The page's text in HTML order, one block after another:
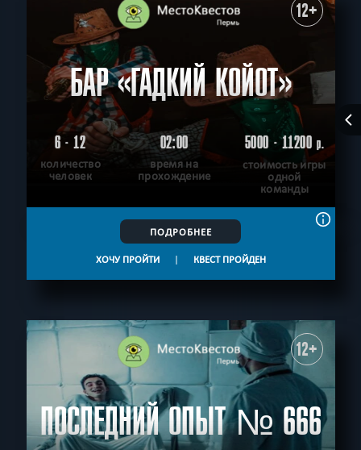
12+
БАР «ГАДКИЙ КОЙОТ»
6 - 12
количество
человек
02:00
время на
прохождение
5000 - 11200р.
стоимость игры
одной
команды
ПОДРОБНЕЕ
ХОЧУ ПРОЙТИ | КВЕСТ ПРОЙДЕН
12+
ПОСЛЕДНИЙ ОПЫТ № 666